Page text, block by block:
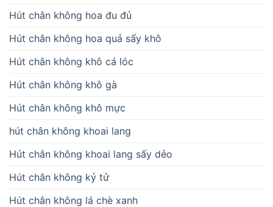
Hút chân không hoa đu đủ
Hút chân không hoa quả sấy khô
Hút chân không khô cá lóc
Hút chân không khô gà
Hút chân không khô mực
hút chân không khoai lang
Hút chân không khoai lang sấy dẻo
Hút chân không kỷ tử
Hút chân không lá chè xanh